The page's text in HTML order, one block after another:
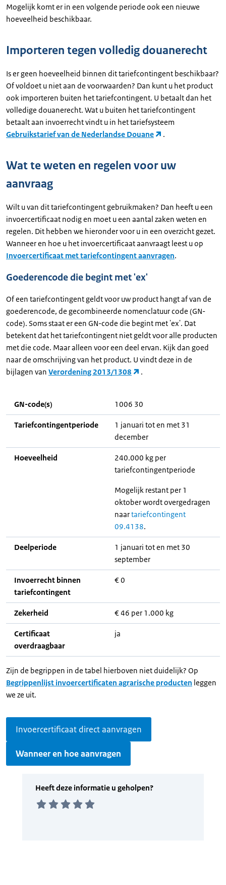
Mogelijk komt er in een volgende periode ook een nieuwe
hoeveelheid beschikbaar.
Importeren tegen volledig douanerecht
Is er geen hoeveelheid binnen dit tariefcontingent beschikbaar?
Of voldoet u niet aan de voorwaarden? Dan kunt u het product
ook importeren buiten het tariefcontingent. U betaalt dan het
volledige douanerecht. Wat u buiten het tariefcontingent
betaalt aan invoerrecht vindt u in het tariefsysteem
Gebruikstarief van de Nederlandse Douane
.
Wat te weten en regelen voor uw
aanvraag
Wilt u van dit tariefcontingent gebruikmaken? Dan heeft u een
invoercertificaat nodig en moet u een aantal zaken weten en
regelen. Dit hebben we hieronder voor u in een overzicht gezet.
Wanneer en hoe u het invoercertificaat aanvraagt leest u op
Invoercertificaat met tariefcontingent aanvragen.
Goederencode die begint met 'ex'
Of een tariefcontingent geldt voor uw product hangt af van de
goederencode, de gecombineerde nomenclatuur code (GN-
code). Soms staat er een GN-code die begint met 'ex'. Dat
betekent dat het tariefcontingent niet geldt voor alle producten
met die code. Maar alleen voor een deel ervan. Kijk dan goed
naar de omschrijving van het product. U vindt deze in de
bijlagen van Verordening 2013/1308 .
GN-code(s) 1006 30
Tariefcontingentperiode
1 januari tot en met 31
december
Hoeveelheid
240.000 kg per
tariefcontingentperiode
Mogelijk restant per 1
oktober wordt overgedragen
naartariefcontingent
09.4138.
Deelperiode
1 januari tot en met 30
september
Invoerrecht binnen
tariefcontingent
€ 0
Zekerheid € 46 per 1.000 kg
Certificaat
overdraagbaar
ja
Zijn de begrippen in de tabel hierboven niet duidelijk? Op
Begrippenlijst invoercertificaten agrarische producten leggen
we ze uit.
Invoercertificaat direct aanvragen
Wanneer en hoe aanvragen